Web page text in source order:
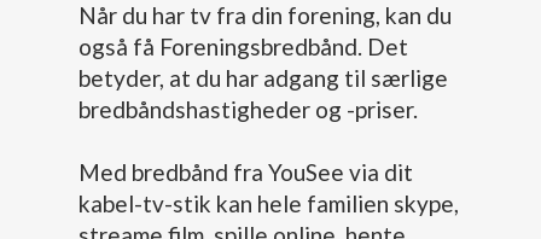
Når du har tv fra din forening, kan du
også få Foreningsbredbånd. Det
betyder, at du har adgang til særlige
bredbåndshastigheder og -priser.
Med bredbånd fra YouSee via dit
kabel-tv-stik kan hele familien skype,